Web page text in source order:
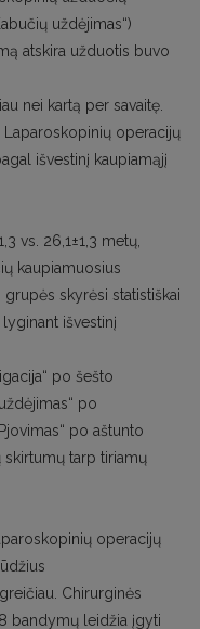
uždėjimas“)
atskira užduotis buvo
nei kartą per savaitę.
operacijų
išvestinį kaupiamąjį
vs. 26,1±1,3 metų,
kaupiamuosius
skyrėsi statistiškai
išvestinį
po šešto
po
po aštunto
tarp tiriamų
operacijų
Chirurginės
bandymų leidžia įgyti